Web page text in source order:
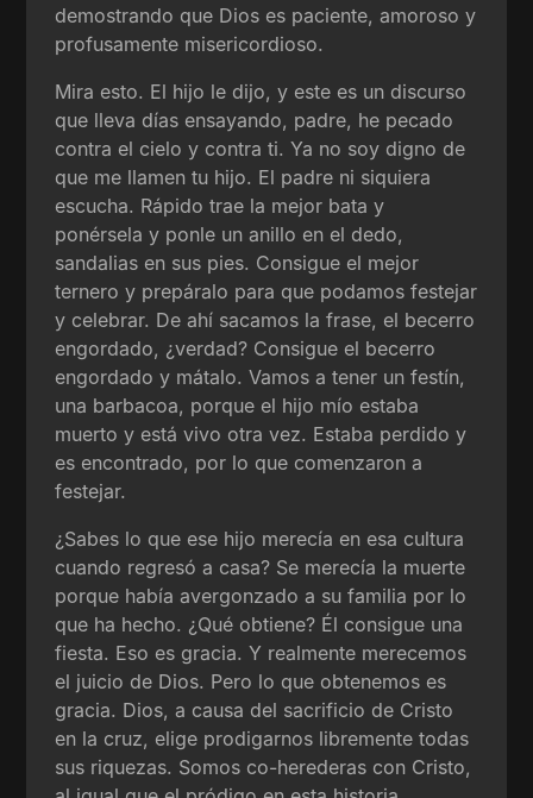
demostrando que Dios es paciente, amoroso y
profusamente misericordioso.
Mira esto. El hijo le dijo, y este es un discurso
que lleva días ensayando, padre, he pecado
contra el cielo y contra ti. Ya no soy digno de
que me llamen tu hijo. El padre ni siquiera
escucha. Rápido trae la mejor bata y
ponérsela y ponle un anillo en el dedo,
sandalias en sus pies. Consigue el mejor
ternero y prepáralo para que podamos festejar
y celebrar. De ahí sacamos la frase, el becerro
engordado, ¿verdad? Consigue el becerro
engordado y mátalo. Vamos a tener un festín,
una barbacoa, porque el hijo mío estaba
muerto y está vivo otra vez. Estaba perdido y
es encontrado, por lo que comenzaron a
festejar.
¿Sabes lo que ese hijo merecía en esa cultura
cuando regresó a casa? Se merecía la muerte
porque había avergonzado a su familia por lo
que ha hecho. ¿Qué obtiene? Él consigue una
fiesta. Eso es gracia. Y realmente merecemos
el juicio de Dios. Pero lo que obtenemos es
gracia. Dios, a causa del sacrificio de Cristo
en la cruz, elige prodigarnos libremente todas
sus riquezas. Somos co-herederas con Cristo,